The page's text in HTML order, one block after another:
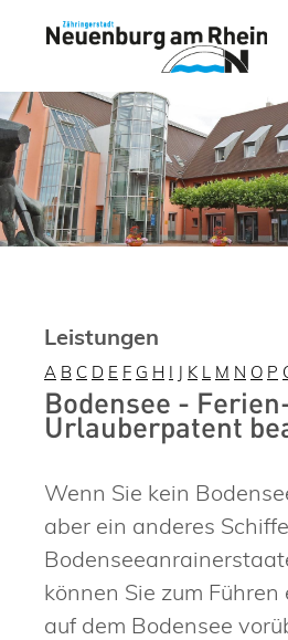
Leistungen
A B C D E F G H I J K L M N O P
Bodensee -
Urlauberpatent
Wenn Sie kein
aber ein anderes
können Sie zum Führen
auf dem Bodensee